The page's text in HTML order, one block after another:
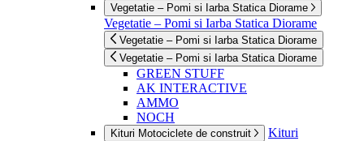
Vegetatie – Pomi si Iarba Statica Diorame
Vegetatie – Pomi si Iarba Statica Diorame
Vegetatie – Pomi si Iarba Statica Diorame
Vegetatie – Pomi si Iarba Statica Diorame
GREEN STUFF
AK INTERACTIVE
AMMO
NOCH
Kituri Motociclete de construit
Kituri